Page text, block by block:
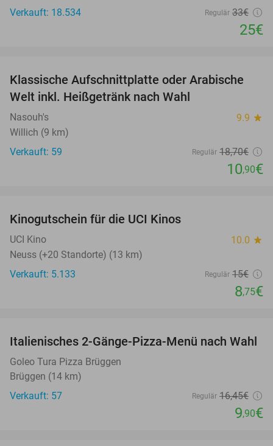
Verkauft: 18.534
Regulär 33€
25€
42%
Klassische Aufschnittplatte oder Arabische
Welt inkl. Heißgetränk nach Wahl
Nasouh's 9.9 star
Willich (9 km)
Verkauft: 59
Regulär 18,70€
10,90€
Kinogutschein für die UCI Kinos
UCI Kino 10.0 star
Neuss (+20 Standorte) (13 km)
Verkauft: 5.133
Regulär 15€
8,75€
40%
Italienisches 2-Gänge-Pizza-Menü nach Wahl
Goleo Tura Pizza Brüggen
Brüggen (14 km)
Verkauft: 57
Regulär 16,45€
9,90€